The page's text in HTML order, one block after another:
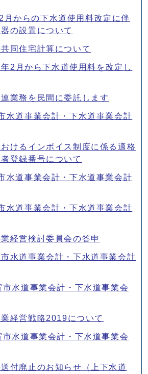
からの下水道使用料改定に伴
の設置について
同住宅計算について
2月から下水道使用料を改定し
連業務を民間に委託します
水道事業会計・下水道事業会計
おけるインボイス制度に係る適格
登録番号について
水道事業会計・下水道事業会計
水道事業会計・下水道事業会計
経営検討委員会の答申
水道事業会計・下水道事業会計
水道事業会計・下水道事業会
経営戦略2019について
水道事業会計・下水道事業会
付廃止のお知らせ（上下水道